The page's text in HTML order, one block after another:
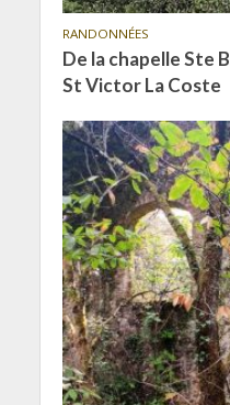
RANDONNÉES
De la chapelle Ste
St Victor La Coste